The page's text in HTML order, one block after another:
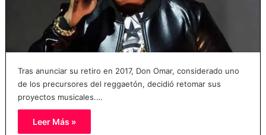
Tras anunciar su retiro en 2017, Don Omar, considerado uno
de los precursores del reggaetón, decidió retomar sus
proyectos musicales.…
Leer Más »